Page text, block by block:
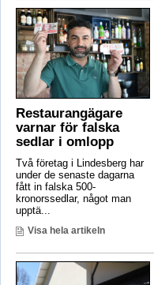
Restaurangägare
varnar för falska
sedlar i omlopp
Två företag i Lindesberg har
under de senaste dagarna
fått in falska 500-
kronorssedlar, något man
upptä...
Visa hela artikeln